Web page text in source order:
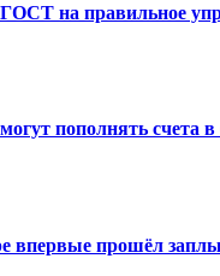
на правильное
пополнять счета
впервые прошёл